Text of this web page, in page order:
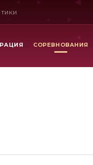
СОРЕВНОВАНИЯ